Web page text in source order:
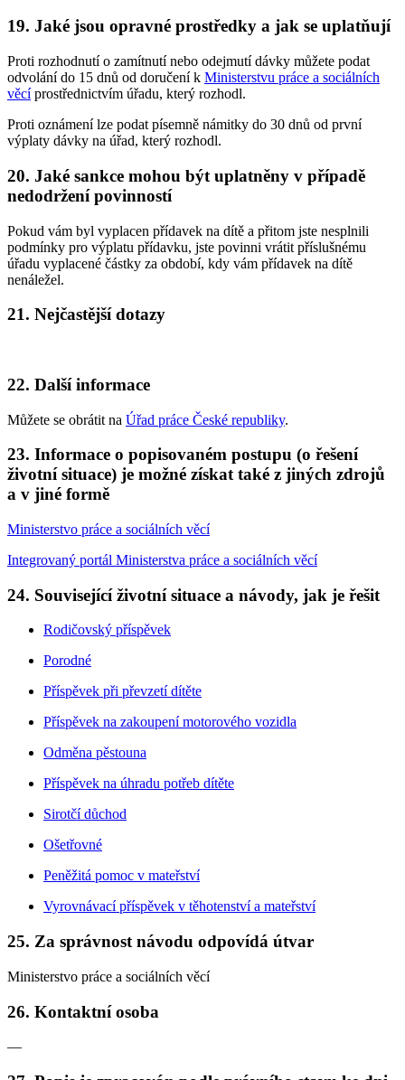
19. Jaké jsou opravné prostředky a jak se uplatňují
Proti rozhodnutí o zamítnutí nebo odejmutí dávky můžete podat
odvolání do 15 dnů od doručení k Ministerstvu práce a sociálních
věcíprostřednictvím úřadu, který rozhodl.
Proti oznámení lze podat písemně námitky do 30 dnů od první
výplaty dávky na úřad, který rozhodl.
20. Jaké sankce mohou být uplatněny v případě
nedodržení povinností
Pokud vám byl vyplacen přídavek na dítě a přitom jste nesplnili
podmínky pro výplatu přídavku, jste povinni vrátit příslušnému
úřadu vyplacené částky za období, kdy vám přídavek na dítě
nenáležel.
21. Nejčastější dotazy
22. Další informace
Můžete se obrátit na Úřad práce České republiky.
23. Informace o popisovaném postupu (o řešení
životní situace) je možné získat také z jiných zdrojů
a v jiné formě
Ministerstvo práce a sociálních věcí
Integrovaný portál Ministerstva práce a sociálních věcí
24. Související životní situace a návody, jak je řešit
Rodičovský příspěvek
Porodné
Příspěvek při převzetí dítěte
Příspěvek na zakoupení motorového vozidla
Odměna pěstouna
Příspěvek na úhradu potřeb dítěte
Sirotčí důchod
Ošetřovné
Peněžitá pomoc v mateřství
Vyrovnávací příspěvek v těhotenství a mateřství
25. Za správnost návodu odpovídá útvar
Ministerstvo práce a sociálních věcí
26. Kontaktní osoba
—